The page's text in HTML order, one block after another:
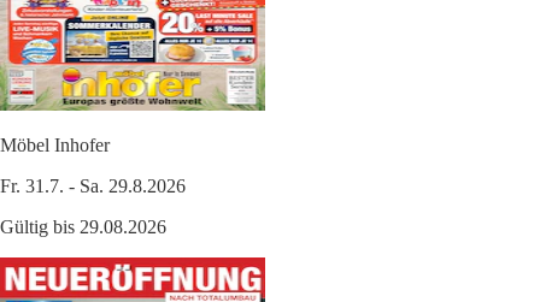
Möbel Inhofer
Fr. 31.7. - Sa. 29.8.2026
Gültig bis 29.08.2026